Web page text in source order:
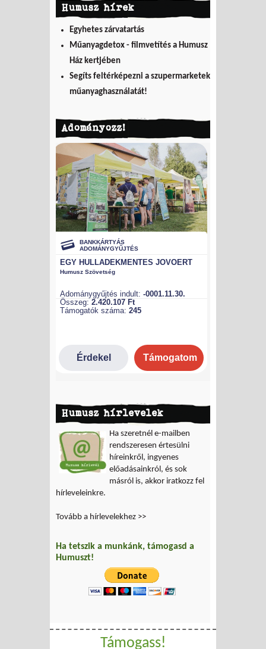
Humusz hírek
Egyhetes zárvatartás
Műanyagdetox - filmvetítés a Humusz
Ház kertjében
Segíts feltérképezni a szupermarketek
műanyaghasználatát!
Adományozz!
Humusz hírlevelek
Ha szeretnél e-mailben
rendszeresen értesülni
híreinkről, ingyenes
előadásainkról, és sok
másról is, akkor iratkozz fel
hírleveleinkre.
Tovább a hírlevelekhez >>
Ha tetszik a munkánk, támogasd a
Humuszt!
Támogass!